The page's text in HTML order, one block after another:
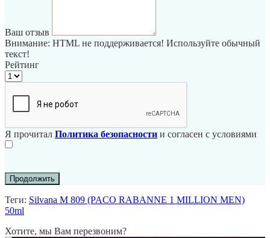
Ваш отзыв
Внимание: HTML не поддерживается! Используйте обычный
текст!
Рейтинг
Я прочитал Политика безопасности и согласен с условиями
Продолжить
Теги: Silvana M 809 (PACO RABANNE 1 MILLION MEN)
50ml
Хотите, мы Вам перезвоним?